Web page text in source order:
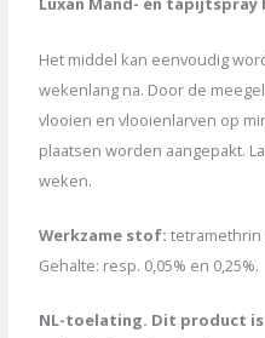
Het middel kan eenvoudig
wekenlang na. Door de
vlooien en vlooienlarven op
plaatsen worden aangepakt.
weken.
Werkzame stof:
Gehalte: resp. 0,05% en 0,25%.
NL-toelating. Dit product